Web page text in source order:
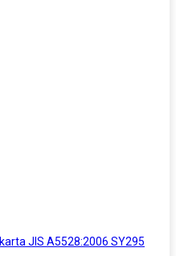
JIS A5528:2006 SY295